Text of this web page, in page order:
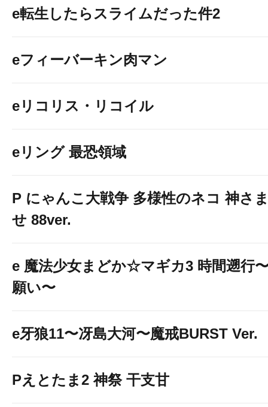
e転生したらスライムだった件2
eフィーバーキン肉マン
eリコリス・リコイル
eリング 最恐領域
P にゃんこ大戦争 多様性のネコ 神さ
せ 88ver.
e 魔法少女まどか☆マギカ3 時間遡行
願い〜
e牙狼11〜冴島大河〜魔戒BURST Ver.
Pえとたま2 神祭 干支甘